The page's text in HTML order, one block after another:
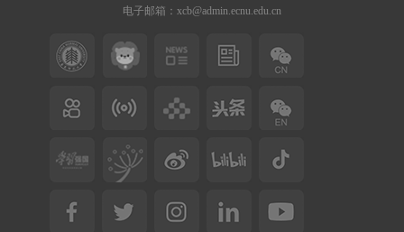
电子邮箱：xcb@admin.ecnu.edu.cn